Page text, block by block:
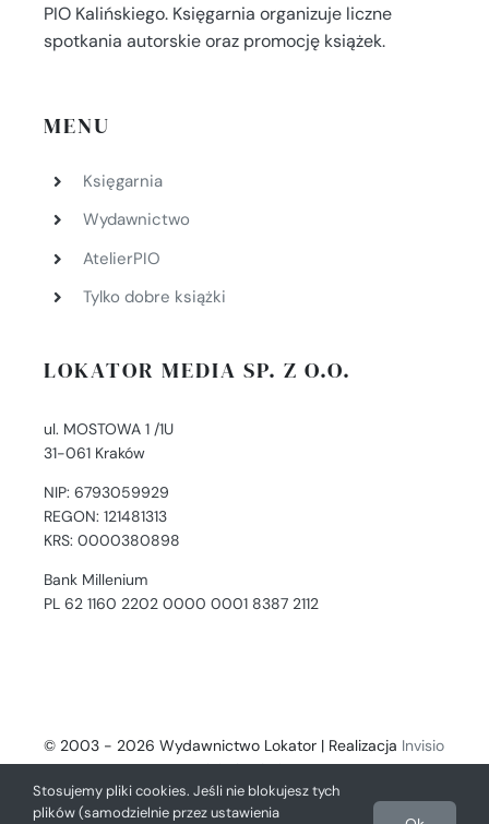
PIO Kalińskiego. Księgarnia organizuje liczne
spotkania autorskie oraz promocję książek.
MENU
Księgarnia
Wydawnictwo
AtelierPIO
Tylko dobre książki
LOKATOR MEDIA SP. Z O.O.
ul. MOSTOWA 1 /1U
31-061 Kraków
NIP: 6793059929
REGON: 121481313
KRS: 0000380898
Bank Millenium
PL 62 1160 2202 0000 0001 8387 2112
© 2003 - 2026 Wydawnictwo Lokator | Realizacja Invisio
- Digital Solutions
Stosujemy pliki cookies. Jeśli nie blokujesz tych
plików (samodzielnie przez ustawienia